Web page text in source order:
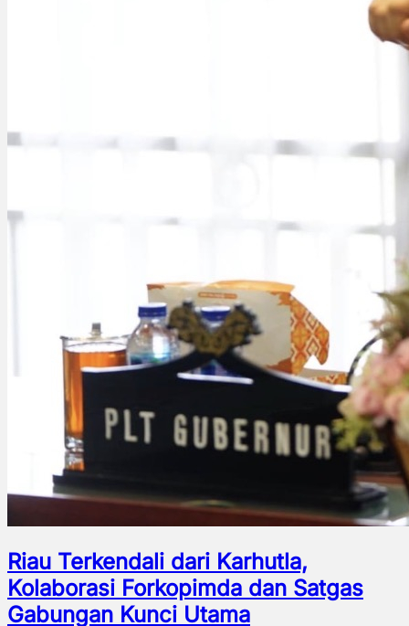
Riau Terkendali dari Karhutla,
Kolaborasi Forkopimda dan Satgas
Gabungan Kunci Utama